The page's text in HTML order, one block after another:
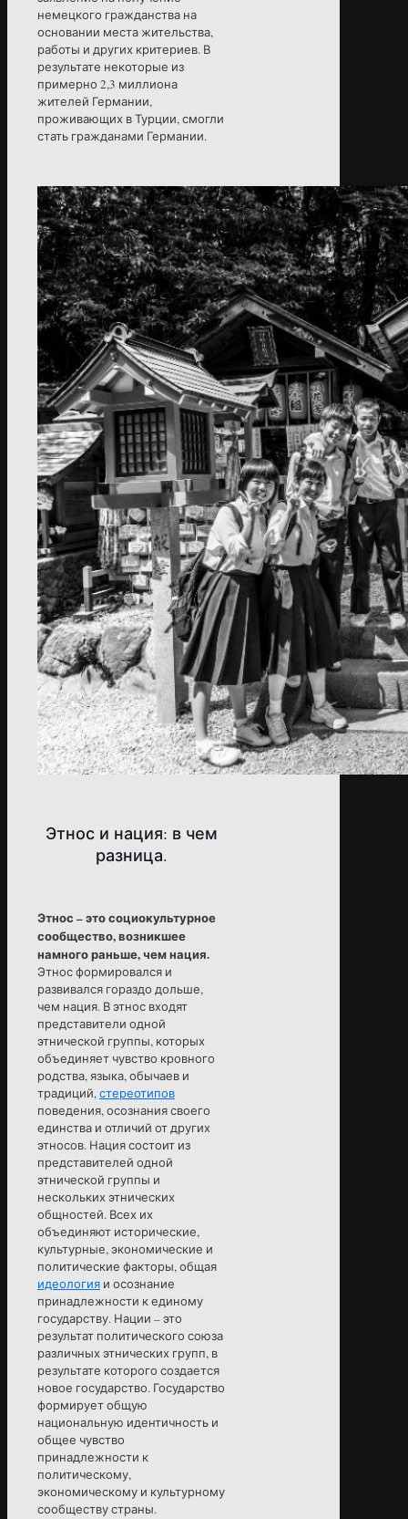
немецкого гражданства на
основании места жительства,
работы и других критериев. В
результате некоторые из
примерно 2,3 миллиона
жителей Германии,
проживающих в Турции, смогли
стать гражданами Германии.
Этнос и нация: в чем
разница.
Этнос – это социокультурное
сообщество, возникшее
намного раньше, чем нация.
Этнос формировался и
развивался гораздо дольше,
чем нация. В этнос входят
представители одной
этнической группы, которых
объединяет чувство кровного
родства, языка, обычаев и
традиций,стереотипов
поведения, осознания своего
единства и отличий от других
этносов. Нация состоит из
представителей одной
этнической группы и
нескольких этнических
общностей. Всех их
объединяют исторические,
культурные, экономические и
политические факторы, общая
идеология и осознание
принадлежности к единому
государству. Нации – это
результат политического союза
различных этнических групп, в
результате которого создается
новое государство. Государство
формирует общую
национальную идентичность и
общее чувство
принадлежности к
политическому,
экономическому и культурному
сообществу страны.